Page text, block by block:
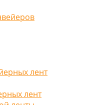
лент
лент